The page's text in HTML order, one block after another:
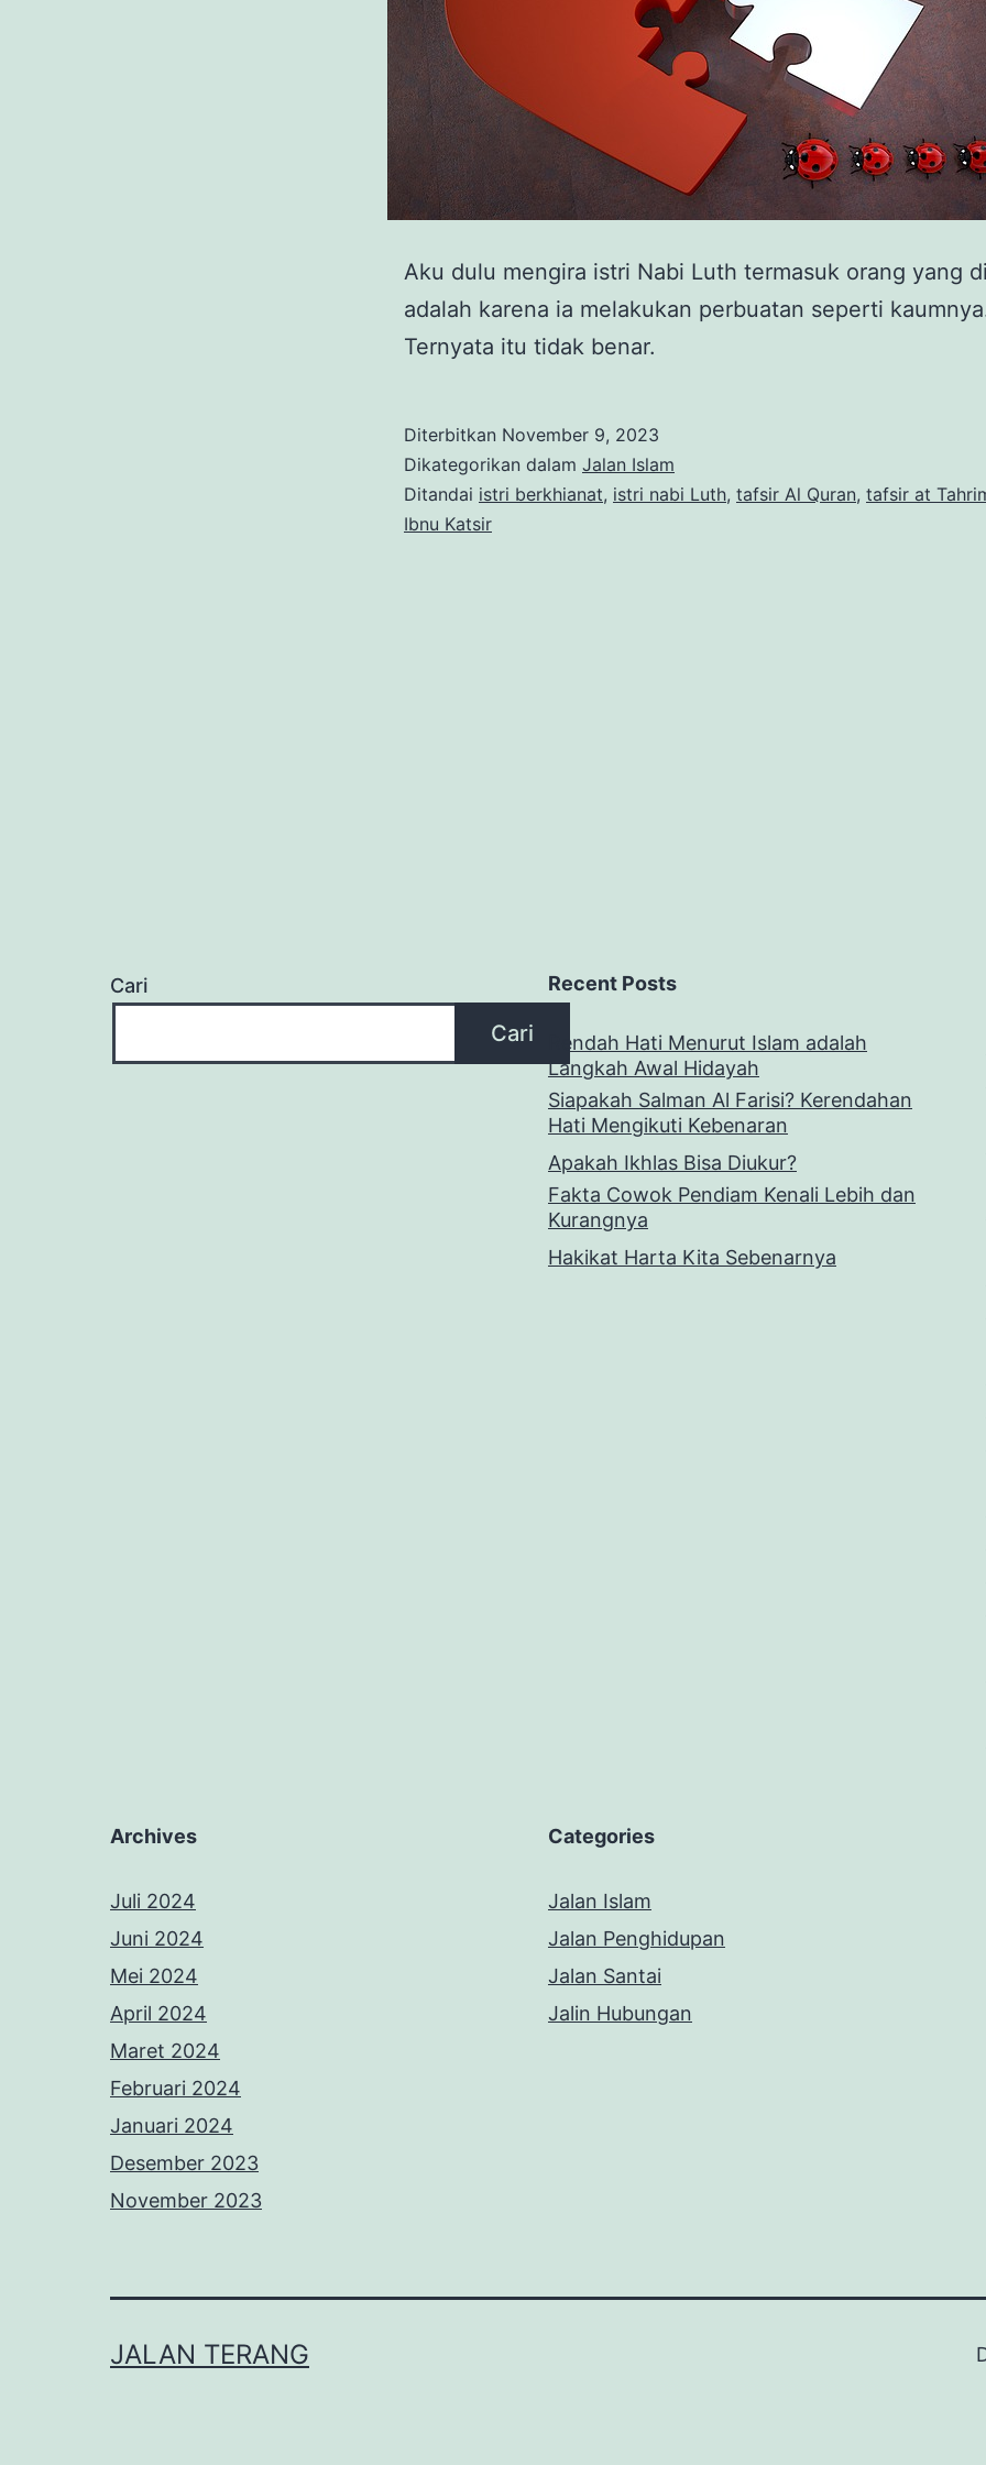
Aku dulu mengira istri Nabi Luth termasuk orang yang
adalah karena ia melakukan perbuatan seperti
Ternyata itu tidak benar.
Diterbitkan November 9, 2023
Dikategorikan dalam Jalan Islam
Ditandai istri berkhianat, istri nabi Luth, tafsir Al Quran, tafsir at
Ibnu Katsir
Cari
Cari
Recent Posts
Rendah Hati Menurut Islam adalah
Langkah Awal Hidayah
Siapakah Salman Al Farisi? Kerendahan
Hati Mengikuti Kebenaran
Apakah Ikhlas Bisa Diukur?
Fakta Cowok Pendiam Kenali Lebih dan
Kurangnya
Hakikat Harta Kita Sebenarnya
Archives
Juli 2024
Juni 2024
Mei 2024
April 2024
Maret 2024
Februari 2024
Januari 2024
Desember 2023
November 2023
Categories
Jalan Islam
Jalan Penghidupan
Jalan Santai
Jalin Hubungan
JALAN TERANG